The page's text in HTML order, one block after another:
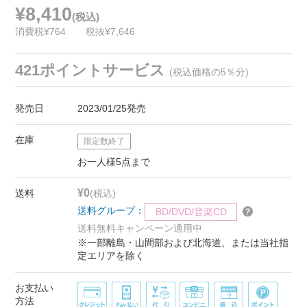
¥8,410(税込)
消費税¥764 税抜¥7,646
421ポイントサービス (税込価格の5％分)
発売日 2023/01/25発売
在庫 限定数終了
お一人様5点まで
送料 ¥0(税込)
送料グループ：
BD/DVD/音楽CD
送料無料キャンペーン適用中
※一部離島・山間部および北海道、または当社指
定エリアを除く
お支払い
方法